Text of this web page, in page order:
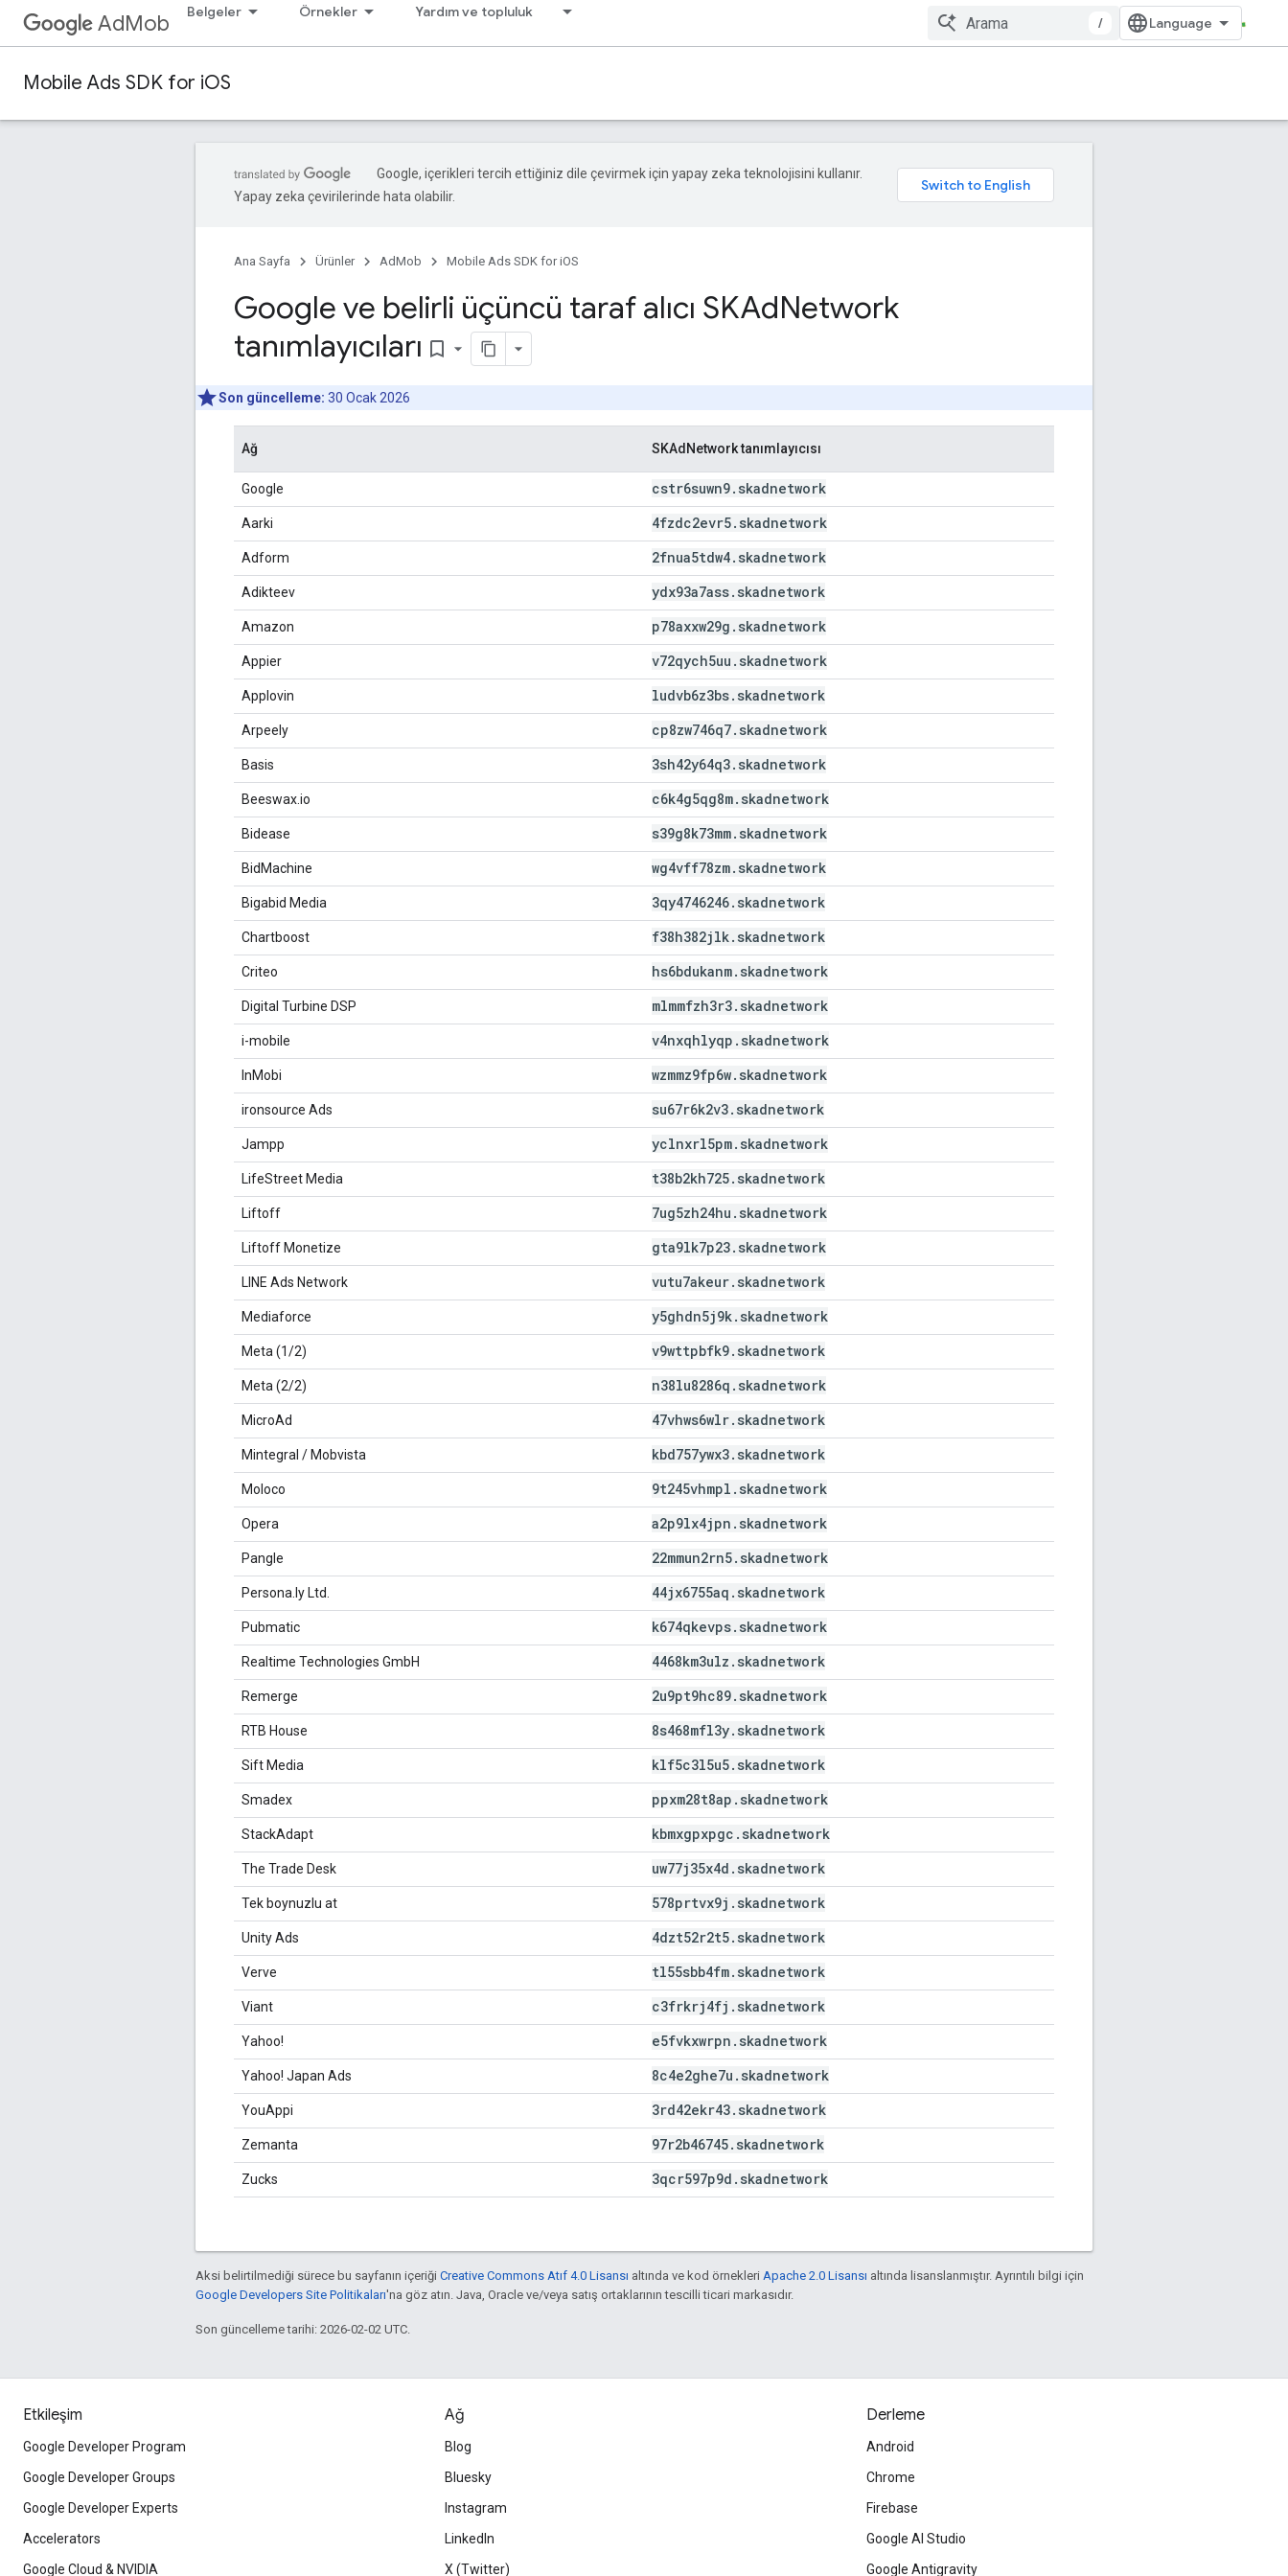
AdMob Belgeler Örnekler Yardım ve topluluk
/
Mobile Ads SDK for iOS
Google, içerikleri tercih ettiğiniz dile çevirmek için yapay zeka teknolojisini kullanır.
Yapay zeka çevirilerinde hata olabilir.
Ana Sayfa Ürünler AdMob Mobile Ads SDK for iOS
Google ve belirli üçüncü taraf alıcı SKAdNetwork
tanımlayıcıları bookmark_border
Son güncelleme: 30 Ocak 2026
Ağ SKAdNetwork tanımlayıcısı
Google cstr6suwn9. skadnetwork
Aarki 4fzdc2evr5. skadnetwork
Adform 2fnua5tdw4. skadnetwork
Adikteev ydx93a7ass. skadnetwork
Amazon p78axxw29g . skadnetwork
Appier v72qych5uu . skadnetwork
Applovin ludvb6z3bs. skadnetwork
Arpeely cp8zw746q7. skadnetwork
Basis 3sh42y64q3. skadnetwork
Beeswax.io c6k4g5qg8m. skadnetwork
Bidease s39g8k73mm. skadnetwork
BidMachine wg4vff78zm. skadnetwork
Bigabid Media 3qy4746246. skadnetwork
Chartboost f38h382jlk. skadnetwork
Criteo hs6bdukanm. skadnetwork
Digital Turbine DSP mlmmfzh3r3. skadnetwork
i-mobile v4nxqhlyqp . skadnetwork
InMobi wzmmz9fp6w. skadnetwork
ironsource Ads su67r6k2v3. skadnetwork
Jampp yclnxrl5pm. skadnetwork
LifeStreet Media t38b2kh725. skadnetwork
Liftoff 7ug5zh24hu . skadnetwork
Liftoff Monetize gta9lk7p23. skadnetwork
LINE Ads Network vutu7akeur. skadnetwork
Mediaforce y5ghdn5j9k. skadnetwork
Meta (1/2) v9wttpbfk9. skadnetwork
Meta (2/2) n38lu8286q . skadnetwork
MicroAd 47vhws6wlr. skadnetwork
Mintegral / Mobvista kbd757ywx3. skadnetwork
Moloco 9t245vhmpl . skadnetwork
Opera a2p9lx4jpn . skadnetwork
Pangle 22mmun2rn5. skadnetwork
Persona.ly Ltd. 44jx6755aq . skadnetwork
Pubmatic k674qkevps. skadnetwork
Realtime Technologies GmbH 4468km3ulz . skadnetwork
Remerge 2u9pt9hc89. skadnetwork
RTB House 8s468mfl3y. skadnetwork
Sift Media klf5c3l5u5. skadnetwork
Smadex ppxm28t8ap . skadnetwork
StackAdapt kbmxgpxpgc . skadnetwork
The Trade Desk uw77j35x4d . skadnetwork
Tek boynuzlu at 578prtvx9j . skadnetwork
Unity Ads 4dzt52r2t5. skadnetwork
Verve tl55sbb4fm. skadnetwork
Viant c3frkrj4fj . skadnetwork
Yahoo! e5fvkxwrpn . skadnetwork
Yahoo! Japan Ads 8c4e2ghe7u . skadnetwork
YouAppi 3rd42ekr43. skadnetwork
Zemanta 97r2b46745. skadnetwork
Zucks 3qcr597p9d . skadnetwork
Aksi belirtilmediği sürece bu sayfanın içeriği Creative Commons Atıf 4.0 Lisansı altında ve kod örnekleri Apache 2.0 Lisansı altında lisanslanmıştır. Ayrıntılı bilgi için
Google Developers Site Politikaları'na göz atın. Java, Oracle ve/veya satış ortaklarının tescilli ticari markasıdır.
Son güncelleme tarihi: 2026-02-02 UTC.
Etkileşim
Google Developer Program
Google Developer Groups
Google Developer Experts
Accelerators
Google Cloud & NVIDIA
Ağ
Blog
Bluesky
Instagram
LinkedIn
X (Twitter)
Derleme
Android
Chrome
Firebase
Google AI Studio
Google Antigravity